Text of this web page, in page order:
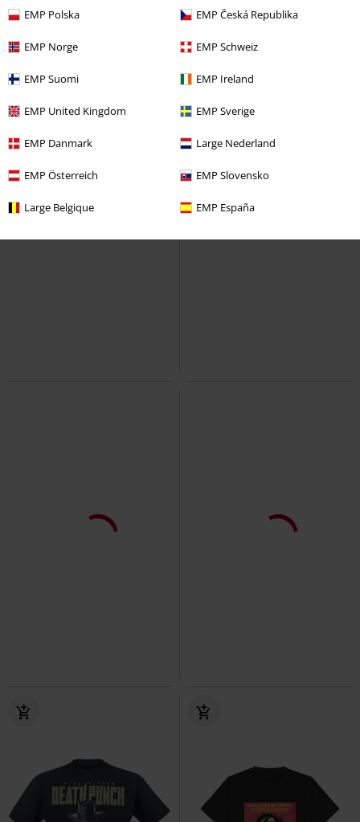
EMP Polska EMP Česká Republika
EMP Norge EMP Schweiz
EMP Suomi EMP Ireland
EMP United Kingdom EMP Sverige
EMP Danmark Large Nederland
EMP Österreich EMP Slovensko
Large Belgique EMP España